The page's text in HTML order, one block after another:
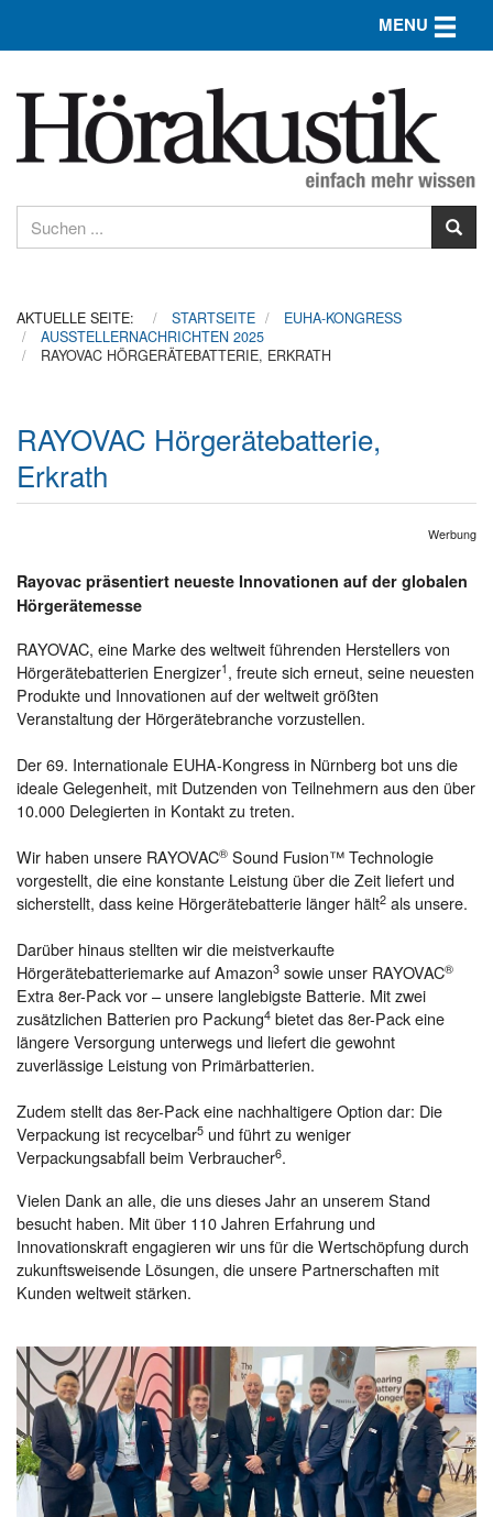
MENU Toggle
AKTUELLE SEITE: STARTSEITE
EUHA-KONGRESS
AUSSTELLERNACHRICHTEN 2025
RAYOVAC HÖRGERÄTEBATTERIE, ERKRATH
RAYOVAC Hörgerätebatterie,
Erkrath
Werbung
Rayovac präsentiert neueste Innovationen auf der globalen
Hörgerätemesse
RAYOVAC, eine Marke des weltweit führenden Herstellers von
Hörgerätebatterien Energizer1 , freute sich erneut, seine neuesten
Produkte und Innovationen auf der weltweit größten
Veranstaltung der Hörgerätebranche vorzustellen.
Der 69. Internationale EUHA-Kongress in Nürnberg bot uns die
ideale Gelegenheit, mit Dutzenden von Teilnehmern aus den über
10.000 Delegierten in Kontakt zu treten.
Wir haben unsere RAYOVAC® Sound Fusion™ Technologie
vorgestellt, die eine konstante Leistung über die Zeit liefert und
sicherstellt, dass keine Hörgerätebatterie länger hält2 als unsere.
Darüber hinaus stellten wir die meistverkaufte
Hörgerätebatteriemarke auf Amazon3 sowie unser RAYOVAC®
Extra 8er-Pack vor – unsere langlebigste Batterie. Mit zwei
zusätzlichen Batterien pro Packung4 bietet das 8er-Pack eine
längere Versorgung unterwegs und liefert die gewohnt
zuverlässige Leistung von Primärbatterien.
Zudem stellt das 8er-Pack eine nachhaltigere Option dar: Die
Verpackung ist recycelbar5 und führt zu weniger
Verpackungsabfall beim Verbraucher6.
Vielen Dank an alle, die uns dieses Jahr an unserem Stand
besucht haben. Mit über 110 Jahren Erfahrung und
Innovationskraft engagieren wir uns für die Wertschöpfung durch
zukunftsweisende Lösungen, die unsere Partnerschaften mit
Kunden weltweit stärken.